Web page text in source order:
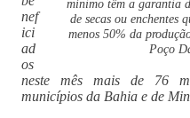
mínimo têm a garantia
de secas ou enchentes
menos 50% da
Poço
nef
ici
ad
os
neste mês mais de 76
municípios da Bahia e de